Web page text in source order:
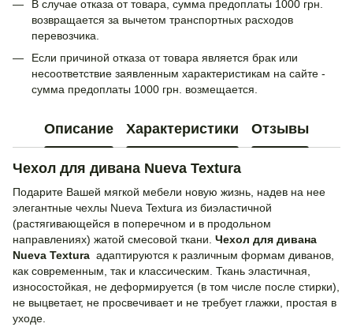
В случае отказа от товара, сумма предоплаты 1000 грн.
возвращается за вычетом транспортных расходов
перевозчика.
Если причиной отказа от товара является брак или
несоответствие заявленным характеристикам на сайте -
сумма предоплаты 1000 грн. возмещается.
Описание Характеристики Отзывы
Чехол для дивана Nueva Textura
Подарите Вашей мягкой мебели новую жизнь, надев на нее
элегантные чехлы Nueva Textura из биэластичной
(растягивающейся в поперечном и в продольном
направлениях) жатой смесовой ткани. Чехол для дивана
Nueva Textura адаптируются к различным формам диванов,
как современным, так и классическим. Ткань эластичная,
износостойкая, не деформируется (в том числе после стирки),
не выцветает, не просвечивает и не требует глажки, простая в
уходе.